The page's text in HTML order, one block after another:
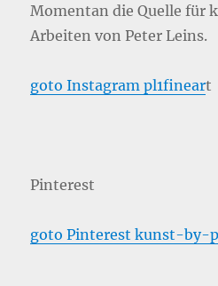
Momentan die Quelle für
Arbeiten von Peter Leins.
goto Instagram pl1fineart
Pinterest
goto Pinterest kunst-by-